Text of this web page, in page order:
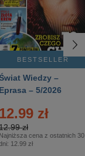
BESTSELLER
Wiedzy –
Eprasa – 5/2026
12.99 zł
zł
Najniższa cena z ostatnich 30
12.99 zł